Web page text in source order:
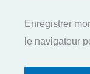
Enregistrer
le navigateur